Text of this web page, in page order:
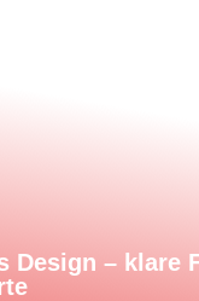
Design – klare